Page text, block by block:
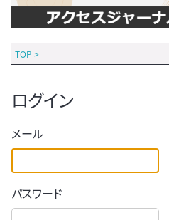
TOP >
ログイン
メール
パスワード